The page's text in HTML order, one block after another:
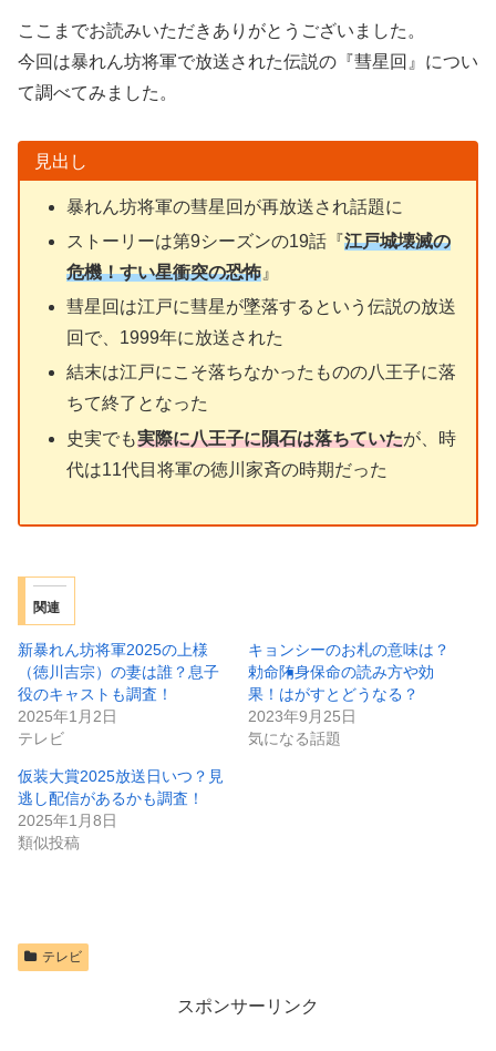
ここまでお読みいただきありがとうございました。
今回は暴れん坊将軍で放送された伝説の『彗星回』につい
て調べてみました。
見出し
暴れん坊将軍の彗星回が再放送され話題に
ストーリーは第9シーズンの19話『江戸城壊滅の
危機！すい星衝突の恐怖』
彗星回は江戸に彗星が墜落するという伝説の放送
回で、1999年に放送された
結末は江戸にこそ落ちなかったものの八王子に落
ちて終了となった
史実でも実際に八王子に隕石は落ちていたが、時
代は11代目将軍の徳川家斉の時期だった
関連
新暴れん坊将軍2025の上様
（徳川吉宗）の妻は誰？息子
役のキャストも調査！
2025年1月2日
テレビ
キョンシーのお札の意味は？
勅命陏身保命の読み方や効
果！はがすとどうなる？
2023年9月25日
気になる話題
仮装大賞2025放送日いつ？見
逃し配信があるかも調査！
2025年1月8日
類似投稿
テレビ
スポンサーリンク